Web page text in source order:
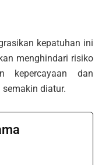
kepatuhan ini
menghindari risiko
kepercayaan dan
diatur.